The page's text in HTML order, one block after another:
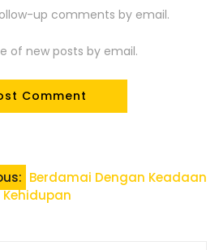
up comments by email.
of new posts by email.
Berdamai Dengan Keadaan
Kehidupan